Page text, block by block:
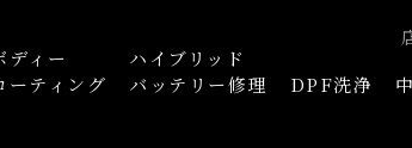
ディー
ーティング
ハイブリッド
バッテリー修理
DPF洗浄